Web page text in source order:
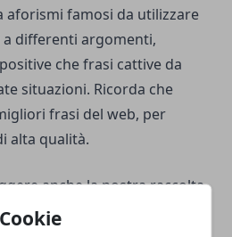
aforismi famosi da utilizzare
a differenti argomenti,
che frasi cattive da
situazioni. Ricorda che
frasi del web, per
alta qualità.
anche la nostra raccolta